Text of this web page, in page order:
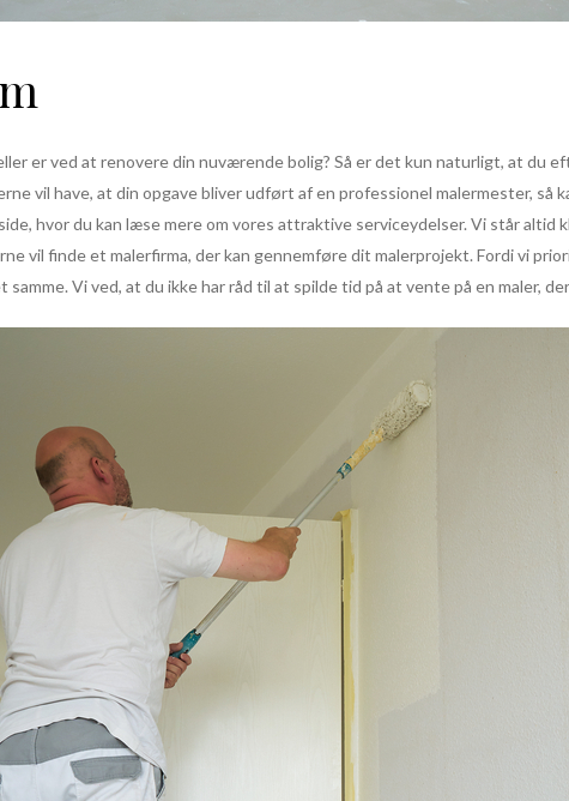
er ved at renovere din nuværende bolig? Så er det kun naturligt, at du
vil have, at din opgave bliver udført af en professionel malermester, så
hvor du kan læse mere om vores attraktive serviceydelser. Vi står
vil finde et malerfirma, der kan gennemføre dit malerprojekt. Fordi vi
samme. Vi ved, at du ikke har råd til at spilde tid på at vente på en maler,